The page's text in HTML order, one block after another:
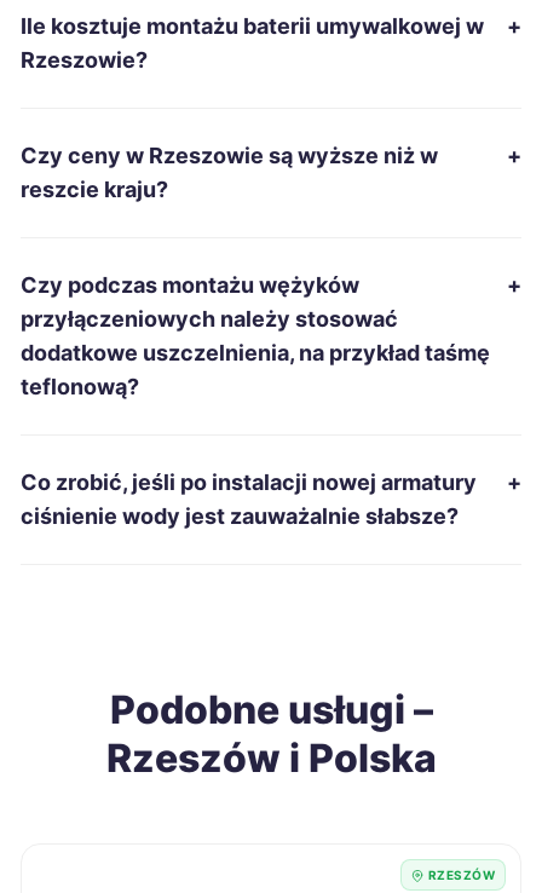
Mysłowice 259 zł
Mielec
Radomsko
Bytom
Piła 262 zł
Tarnowskie Góry
Ile kosztuje montażu baterii umywalkowej w
Rzeszowie?
+
Czy ceny w Rzeszowie są wyższe niż w
reszcie kraju?
+
Czy podczas montażu wężyków
przyłączeniowych należy stosować
dodatkowe uszczelnienia, na przykład taśmę
teflonową?
+
Co zrobić, jeśli po instalacji nowej armatury
ciśnienie wody jest zauważalnie słabsze?
+
Podobne usługi –
Rzeszów i Polska
RZESZÓW